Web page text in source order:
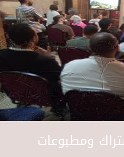
ومطبوعات